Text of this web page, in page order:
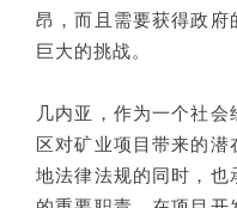
昂，而且需要获得政府
巨大的挑战。
几内亚，作为一个社
区对矿业项目带来的潜
地法律法规的同时，也